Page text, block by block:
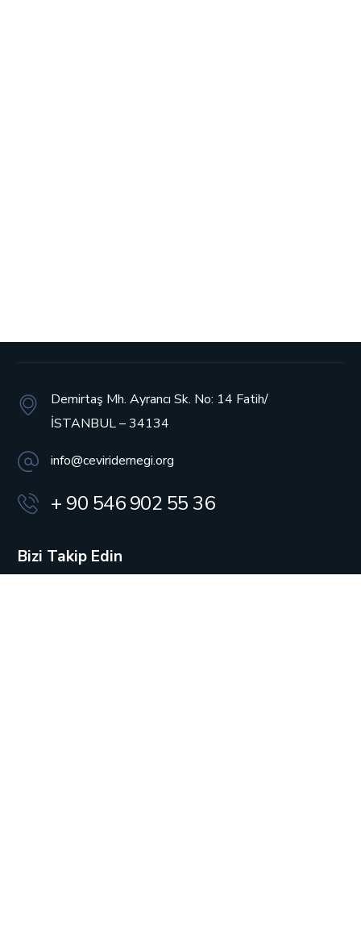
Demirtaş Mh. Ayrancı Sk. No: 14 Fatih/
İSTANBUL – 34134
info@ceviridernegi.org
+ 90 546 902 55 36
Bizi Takip Edin